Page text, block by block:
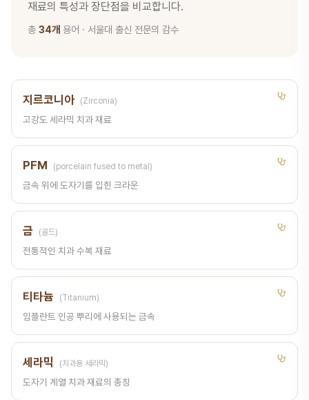
재료의 특성과 장단점을 비교합니다.
총 34개 용어 · 서울대 출신 전문의 감수
지르코니아 (Zirconia)
고강도 세라믹 치과 재료
PFM (porcelain fused to metal)
금속 위에 도자기를 입힌 크라운
금 (골드)
전통적인 치과 수복 재료
티타늄 (Titanium)
임플란트 인공 뿌리에 사용되는 금속
세라믹 (치과용 세라믹)
도자기 계열 치과 재료의 총칭